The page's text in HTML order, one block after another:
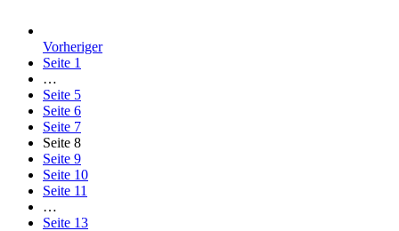
Vorheriger
Seite 1
…
Seite 5
Seite 6
Seite 7
Seite 8
Seite 9
Seite 10
Seite 11
…
Seite 13